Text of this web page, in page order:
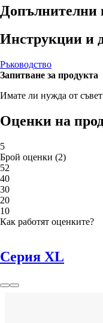
Допълнителни
Инструкции и
Ръководство
Запитване за продукта
Имате ли нужда от
Оценки на
5
Брой оценки (2)
52
40
30
20
10
Как работят оценките?
Серия XL